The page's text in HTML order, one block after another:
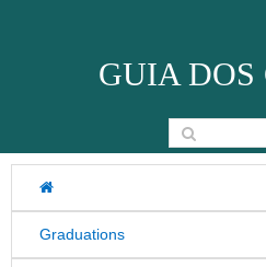
GUIA DOS
Graduations
Search for: